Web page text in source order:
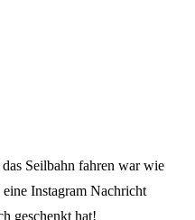
Seilbahn fahren war wie
Instagram Nachricht
geschenkt hat!